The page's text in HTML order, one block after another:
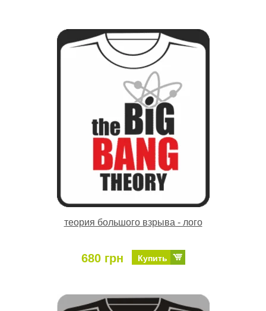
теория большого взрыва - лого
680 грн Купить